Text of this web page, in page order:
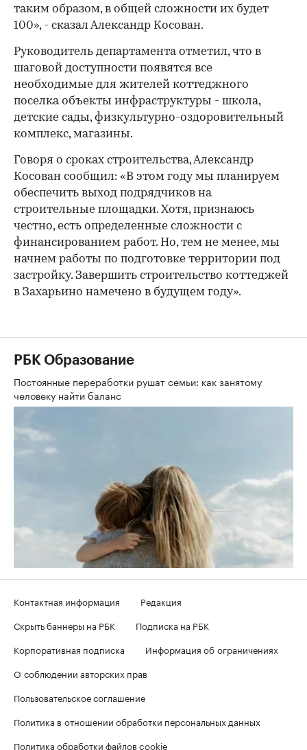
таким образом, в общей сложности их будет
100», - сказал Александр Косован.
Руководитель департамента отметил, что в
шаговой доступности появятся все
необходимые для жителей коттеджного
поселка объекты инфраструктуры - школа,
детские сады, физкультурно-оздоровительный
комплекс, магазины.
Говоря о сроках строительства, Александр
Косован сообщил: «В этом году мы планируем
обеспечить выход подрядчиков на
строительные площадки. Хотя, признаюсь
честно, есть определенные сложности с
финансированием работ. Но, тем не менее, мы
начнем работы по подготовке территории под
застройку. Завершить строительство коттеджей
в Захарьино намечено в будущем году».
РБК Образование
Постоянные переработки рушат семьи: как занятому
человеку найти баланс
Контактная информация
Редакция
Скрыть баннеры на РБК
Подписка на РБК
Корпоративная подписка
Информация об ограничениях
О соблюдении авторских прав
Пользовательское соглашение
Политика в отношении обработки персональных данных
Политика обработки файлов cookie